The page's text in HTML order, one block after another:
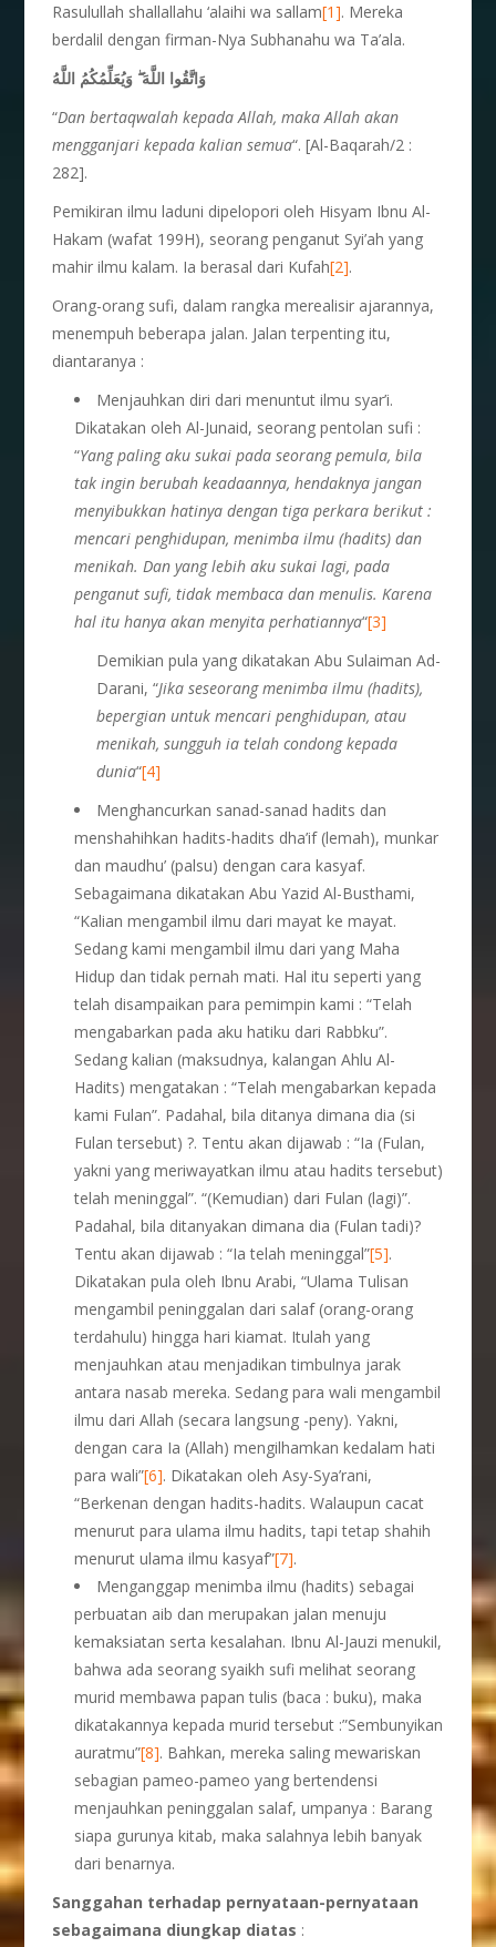
Rasulullah shallallahu ‘alaihi wa sallam[1]. Mereka
berdalil dengan firman-Nya Subhanahu wa Ta’ala.
وَاتَّقُوا اللَّهَ ۖ وَيُعَلِّمُكُمُ اللَّهُ
“Dan bertaqwalah kepada Allah, maka Allah akan
mengganjari kepada kalian semua“. [Al-Baqarah/2 :
282].
Pemikiran ilmu laduni dipelopori oleh Hisyam Ibnu Al-
Hakam (wafat 199H), seorang penganut Syi’ah yang
mahir ilmu kalam. Ia berasal dari Kufah[2].
Orang-orang sufi, dalam rangka merealisir ajarannya,
menempuh beberapa jalan. Jalan terpenting itu,
diantaranya :
Menjauhkan diri dari menuntut ilmu syar’i.
Dikatakan oleh Al-Junaid, seorang pentolan sufi :
“Yang paling aku sukai pada seorang pemula, bila
tak ingin berubah keadaannya, hendaknya jangan
menyibukkan hatinya dengan tiga perkara berikut :
mencari penghidupan, menimba ilmu (hadits) dan
menikah. Dan yang lebih aku sukai lagi, pada
penganut sufi, tidak membaca dan menulis. Karena
hal itu hanya akan menyita perhatiannya“[3]
Demikian pula yang dikatakan Abu Sulaiman Ad-
Darani, “Jika seseorang menimba ilmu (hadits),
bepergian untuk mencari penghidupan, atau
menikah, sungguh ia telah condong kepada
dunia“[4]
Menghancurkan sanad-sanad hadits dan
menshahihkan hadits-hadits dha’if (lemah), munkar
dan maudhu’ (palsu) dengan cara kasyaf.
Sebagaimana dikatakan Abu Yazid Al-Busthami,
“Kalian mengambil ilmu dari mayat ke mayat.
Sedang kami mengambil ilmu dari yang Maha
Hidup dan tidak pernah mati. Hal itu seperti yang
telah disampaikan para pemimpin kami : “Telah
mengabarkan pada aku hatiku dari Rabbku”.
Sedang kalian (maksudnya, kalangan Ahlu Al-
Hadits) mengatakan : “Telah mengabarkan kepada
kami Fulan”. Padahal, bila ditanya dimana dia (si
Fulan tersebut) ?. Tentu akan dijawab : “Ia (Fulan,
yakni yang meriwayatkan ilmu atau hadits tersebut)
telah meninggal”. “(Kemudian) dari Fulan (lagi)”.
Padahal, bila ditanyakan dimana dia (Fulan tadi)?
Tentu akan dijawab : “Ia telah meninggal”[5].
Dikatakan pula oleh Ibnu Arabi, “Ulama Tulisan
mengambil peninggalan dari salaf (orang-orang
terdahulu) hingga hari kiamat. Itulah yang
menjauhkan atau menjadikan timbulnya jarak
antara nasab mereka. Sedang para wali mengambil
ilmu dari Allah (secara langsung -peny). Yakni,
dengan cara Ia (Allah) mengilhamkan kedalam hati
para wali”[6]. Dikatakan oleh Asy-Sya’rani,
“Berkenan dengan hadits-hadits. Walaupun cacat
menurut para ulama ilmu hadits, tapi tetap shahih
menurut ulama ilmu kasyaf”[7].
Menganggap menimba ilmu (hadits) sebagai
perbuatan aib dan merupakan jalan menuju
kemaksiatan serta kesalahan. Ibnu Al-Jauzi menukil,
bahwa ada seorang syaikh sufi melihat seorang
murid membawa papan tulis (baca : buku), maka
dikatakannya kepada murid tersebut :”Sembunyikan
auratmu”[8]. Bahkan, mereka saling mewariskan
sebagian pameo-pameo yang bertendensi
menjauhkan peninggalan salaf, umpanya : Barang
siapa gurunya kitab, maka salahnya lebih banyak
dari benarnya.
Sanggahan terhadap pernyataan-pernyataan
sebagaimana diungkap diatas :